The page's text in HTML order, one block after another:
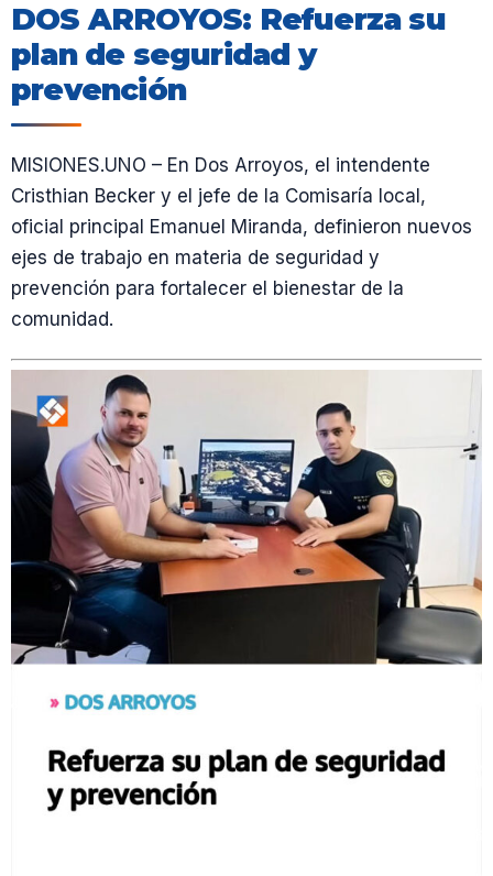
DOS ARROYOS: Refuerza su
plan de seguridad y
prevención
MISIONES.UNO – En Dos Arroyos, el intendente
Cristhian Becker y el jefe de la Comisaría local,
oficial principal Emanuel Miranda, definieron nuevos
ejes de trabajo en materia de seguridad y
prevención para fortalecer el bienestar de la
comunidad.